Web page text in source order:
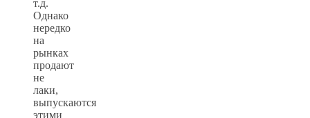
т.д.
Однако
нередко
на
рынках
продают
не
лаки,
выпускаются
этими